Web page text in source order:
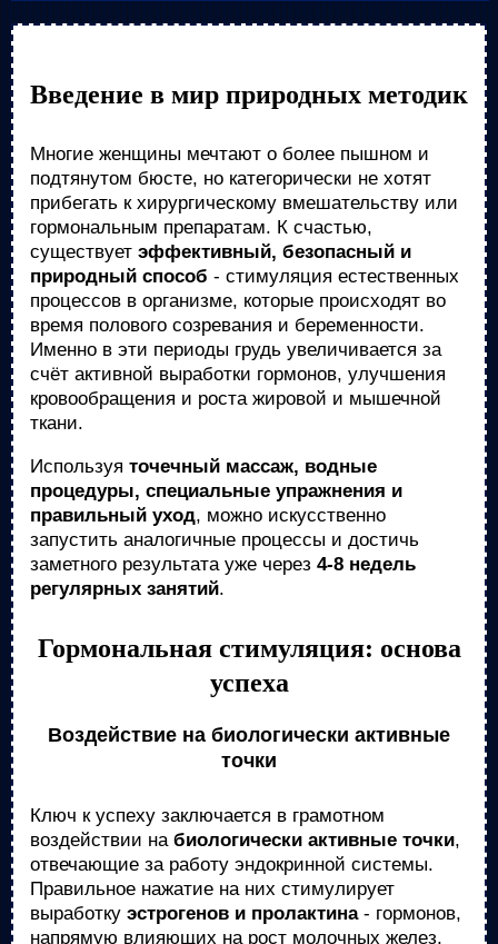
Введение в мир природных методик
Многие женщины мечтают о более пышном и
подтянутом бюсте, но категорически не хотят
прибегать к хирургическому вмешательству или
гормональным препаратам. К счастью,
существует эффективный, безопасный и
природный способ - стимуляция естественных
процессов в организме, которые происходят во
время полового созревания и беременности.
Именно в эти периоды грудь увеличивается за
счёт активной выработки гормонов, улучшения
кровообращения и роста жировой и мышечной
ткани.
Используя точечный массаж, водные
процедуры, специальные упражнения и
правильный уход, можно искусственно
запустить аналогичные процессы и достичь
заметного результата уже через 4-8 недель
регулярных занятий.
Гормональная стимуляция: основа
успеха
Воздействие на биологически активные
точки
Ключ к успеху заключается в грамотном
воздействии на биологически активные точки,
отвечающие за работу эндокринной системы.
Правильное нажатие на них стимулирует
выработку эстрогенов и пролактина- гормонов,
напрямую влияющих на рост молочных желез,